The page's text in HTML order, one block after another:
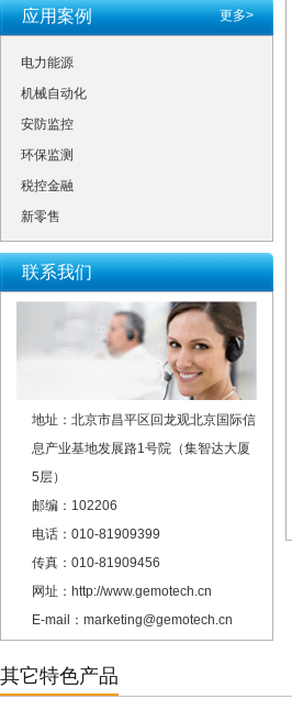
更多>
应用案例
电力能源
机械自动化
安防监控
环保监测
税控金融
新零售
联系我们
地址：北京市昌平区回龙观北京国际信
息产业基地发展路1号院（集智达大厦
5层）
邮编：102206
电话：010-81909399
传真：010-81909456
网址：http://www.gemotech.cn
E-mail：marketing@gemotech.cn
其它特色产品